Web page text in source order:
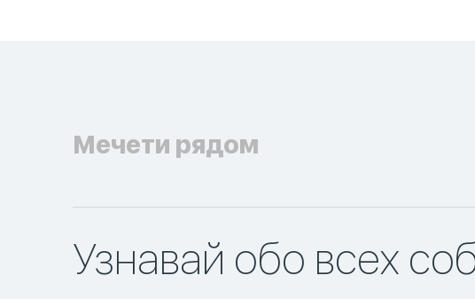
Мечети рядом
Узнавай обо всех